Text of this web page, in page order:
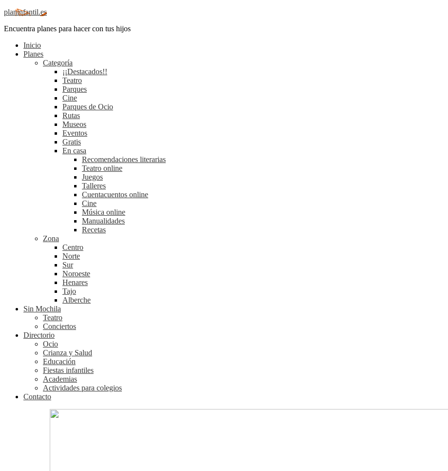
planinfantil.es
Encuentra planes para hacer con tus hijos
Inicio
Planes
Categoría
¡¡Destacados!!
Teatro
Parques
Cine
Parques de Ocio
Rutas
Museos
Eventos
Gratis
En casa
Recomendaciones literarias
Teatro online
Juegos
Talleres
Cuentacuentos online
Cine
Música online
Manualidades
Recetas
Zona
Centro
Norte
Sur
Noroeste
Henares
Tajo
Alberche
Sin Mochila
Teatro
Conciertos
Directorio
Ocio
Crianza y Salud
Educación
Fiestas infantiles
Academias
Actividades para colegios
Contacto